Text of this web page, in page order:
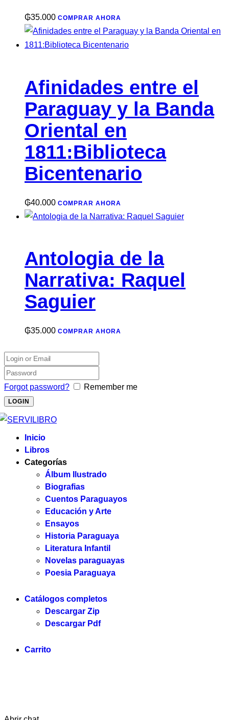
₲35.000 COMPRAR AHORA
Afinidades entre el
Paraguay y la Banda
Oriental en
1811:Biblioteca
Bicentenario
₲40.000 COMPRAR AHORA
Antologia de la
Narrativa: Raquel
Saguier
₲35.000 COMPRAR AHORA
Forgot password? Remember me
Inicio
Libros
Categorías
Álbum Ilustrado
Biografias
Cuentos Paraguayos
Educación y Arte
Ensayos
Historia Paraguaya
Literatura Infantil
Novelas paraguayas
Poesia Paraguaya
Catálogos completos
Descargar Zip
Descargar Pdf
Carrito